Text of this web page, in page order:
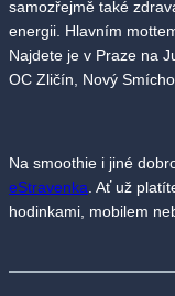
samozřejmě také
energii. Hlavním
Najdete je v Praze na
OC Zličín, Nový
Na smoothie i jiné
eStravenka . Ať už
hodinkami, mobilem